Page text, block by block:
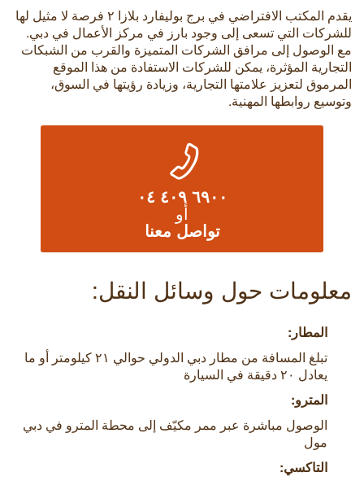
يقدم المكتب الافتراضي في برج بوليفارد بلازا ٢ فرصة لا مثيل لها
للشركات التي تسعى إلى وجود بارز في مركز الأعمال في دبي.
مع الوصول إلى مرافق الشركات المتميزة والقرب من الشبكات
التجارية المؤثرة، يمكن للشركات الاستفادة من هذا الموقع
المرموق لتعزيز علامتها التجارية، وزيادة رؤيتها في السوق،
وتوسيع روابطها المهنية.
٦٩٠٠ ٤٠٩ ٠٤
أو
تواصل معنا
معلومات حول وسائل النقل:
المطار:
تبلغ المسافة من مطار دبي الدولي حوالي ٢١ كيلومتر أو ما
يعادل ٢٠ دقيقة في السيارة
المترو:
الوصول مباشرة عبر ممر مكيّف إلى محطة المترو في دبي
مول
التاكسي: